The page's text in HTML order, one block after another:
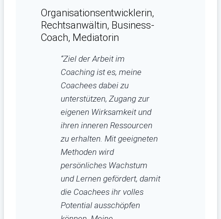
Organisationsentwicklerin,
Rechtsanwältin, Business-
Coach, Mediatorin
“Ziel der Arbeit im
Coaching ist es, meine
Coachees dabei zu
unterstützen, Zugang zur
eigenen Wirksamkeit und
ihren inneren Ressourcen
zu erhalten. Mit geeigneten
Methoden wird
persönliches Wachstum
und Lernen gefördert, damit
die Coachees ihr volles
Potential ausschöpfen